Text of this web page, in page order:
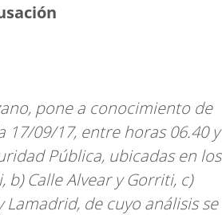
pone a conocimiento de
09/17, entre horas 06.40 y
Pública, ubicadas en los
Calle Alvear y Gorriti, c)
Lamadrid, de cuyo análisis se